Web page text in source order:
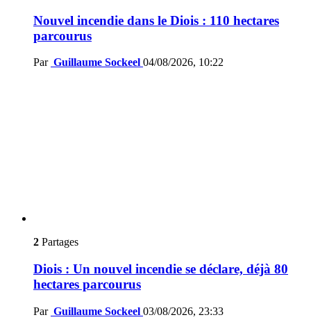
Nouvel incendie dans le Diois : 110 hectares
parcourus
Par Guillaume Sockeel 04/08/2026, 10:22
2 Partages
Diois : Un nouvel incendie se déclare, déjà 80
hectares parcourus
Par Guillaume Sockeel 03/08/2026, 23:33